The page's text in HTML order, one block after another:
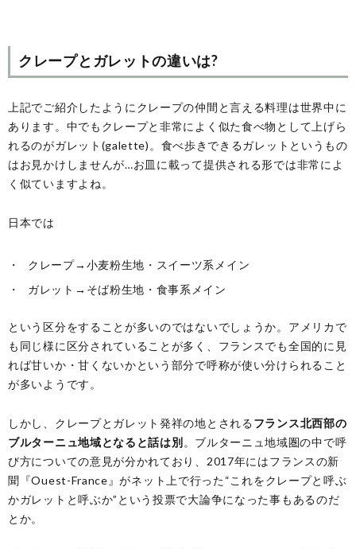
クレープとガレットの違いは?
上記でご紹介したようにクレープの仲間と言える料理は世界中に
あります。中でもクレープと非常によく似た食べ物として上げら
れるのがガレット(galette)。食べ歩きできるガレットというもの
はお見かけしませんが…お皿に載って提供される形では非常によ
く似ていますよね。
日本では
クレープ→小麦粉生地・スイーツ系メイン
ガレット→そば粉生地・食事系メイン
という区分をすることが多いのではないでしょうか。アメリカで
も同じ様に区分されていることが多く、フランスでも全国的に見
れば甘いか・甘くないかという部分で呼称が使い分けられること
が多いようです。
しかし、クレープとガレット発祥の地とされるフランス北西部の
ブルターニュ地域となると話は別。ブルターニュ地域圏の中で呼
び方についての意見が分かれており、2017年にはフランスの新
聞『Ouest-France』がネット上で行った“これをクレープと呼ぶ
かガレットと呼ぶか”という投票で大論争になった事もあるのだ
とか。